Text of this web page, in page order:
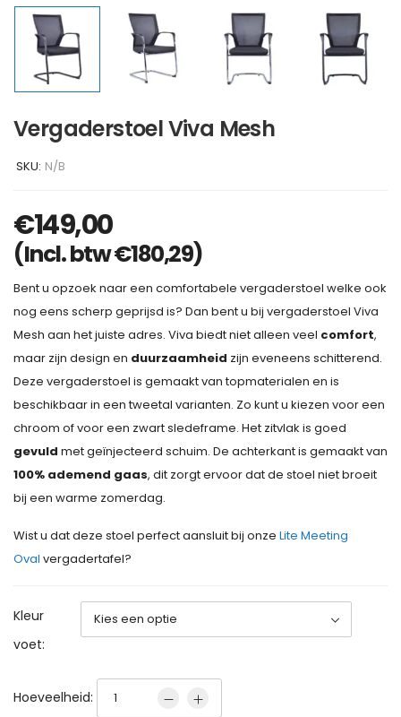
Vergaderstoel Viva Mesh
SKU: N/B
€149,00
(Incl. btw€180,29)
Bent u opzoek naar een comfortabele vergaderstoel welke ook
nog eens scherp geprijsd is? Dan bent u bij vergaderstoel Viva
Mesh aan het juiste adres. Viva biedt niet alleen veel comfort,
maar zijn design en duurzaamheid zijn eveneens schitterend.
Deze vergaderstoel is gemaakt van topmaterialen en is
beschikbaar in een tweetal varianten. Zo kunt u kiezen voor een
chroom of voor een zwart sledeframe. Het zitvlak is goed
gevuld met geïnjecteerd schuim. De achterkant is gemaakt van
100% ademend gaas, dit zorgt ervoor dat de stoel niet broeit
bij een warme zomerdag.
Wist u dat deze stoel perfect aansluit bij onze Lite Meeting
Oval vergadertafel?
Kleur
voet:
Hoeveelheid: